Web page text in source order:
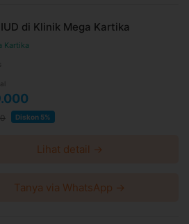
di Klinik Mega Kartika
Kartika
Diskon 5%
Lihat detail →
Tanya via WhatsApp →